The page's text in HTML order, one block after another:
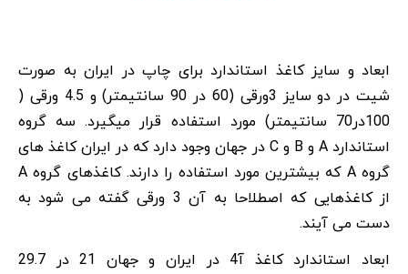
ابعاد و سایز کاغذ استاندارد برای چاپ در ایران به صورت
شیت در دو سایز 3ورقی (60 در 90 سانتیمتر) و 4.5 ورقی (
100در70 سانتیمتر) مورد استفاده قرار میگیرد. سه گروه
استاندارد A و B و C در جهان وجود دارد که در ایران کاغذ های
گروه A که بیشترین مورد استفاده را دارند. کاغذهای گروه A
از کاغذهایی که اصطلاحا به آن 3 ورقی گفته می شود به
دست می آیند.
ابعاد استاندارد کاغذ آ4 در ایران و جهان 21 در 29.7